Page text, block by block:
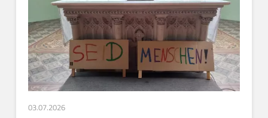
03.07.2026